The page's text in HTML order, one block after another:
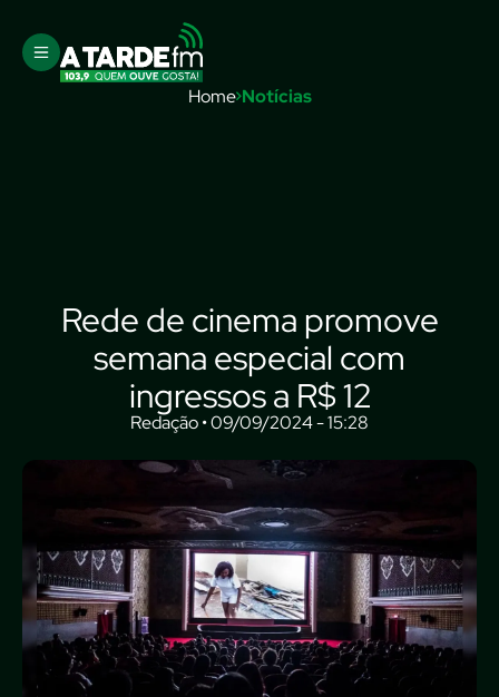
Home Notícias
Rede de cinema promove
semana especial com
ingressos a R$ 12
Redação • 09/09/2024 - 15:28